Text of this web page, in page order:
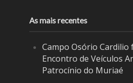
As mais recentes
Campo Osório Cardilio
Encontro de Veículos
Patrocínio do Muriaé